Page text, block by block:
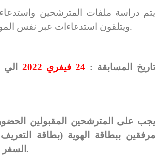
يتم دراسة ملفات المترشحين واستدعاء
موقع Progress ويتلقون استدعاءات عبر نفس الموقع.
– تاريخ المسابقة : 24 فيفري 2022 الي
مرفقين ببطاقة الهوية (بطاقة التعريف
السفر رخصة السياقة).